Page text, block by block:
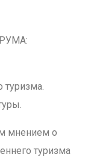
туризма.
мнением о
туризма